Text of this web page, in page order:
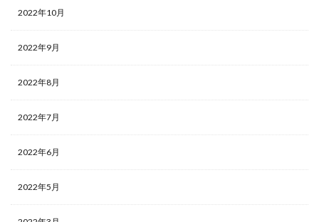
2022年10月
2022年9月
2022年8月
2022年7月
2022年6月
2022年5月